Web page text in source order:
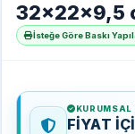
32x22x9,5
İsteğe Göre Baskı
FİYAT